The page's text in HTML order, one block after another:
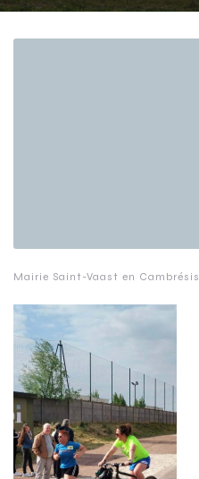
Mairie Saint-Vaast en Cambrésis